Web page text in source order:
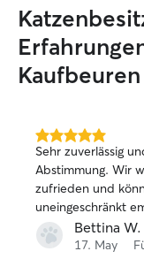
verträglich und
gewöhnt.
Kaufbeuren
5.0
von
5
Sternen
Sehr zuverlässig
Abstimmung. Wir
zufrieden und
uneingeschränkt
Bettina W.
17. May